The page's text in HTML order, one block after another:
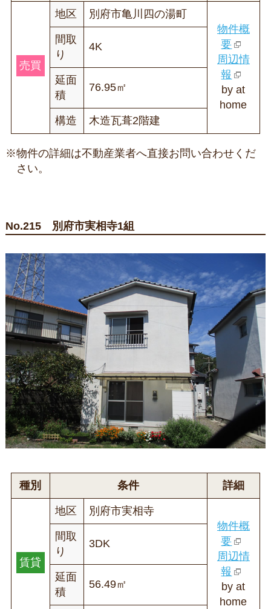
売買
地区
別府市亀川四の湯町
物件概
要
周辺情
報
by at
home
間取
り
4K
延面
積
76.95㎡
構造 木造瓦葺2階建
※物件の詳細は不動産業者へ直接お問い合わせくだ
さい。
No.215 別府市実相寺1組
種別 条件 詳細
賃貸
地区
別府市実相寺
物件概
要
周辺情
報
by at
home
間取
り
3DK
延面
積
56.49㎡